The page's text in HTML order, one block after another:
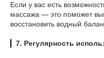
Если у вас есть
массажа — это поможет
восстановить водный
7. Регулярность